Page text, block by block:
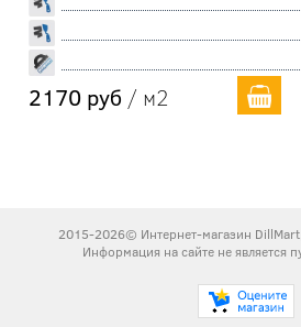
2170 руб / м2
2015-2026© Интернет-магазин
Информация на сайте не является